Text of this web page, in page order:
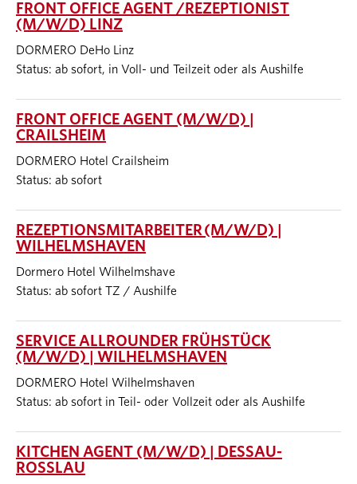
FRONT OFFICE AGENT /REZEPTIONIST
(M/W/D) LINZ
DORMERO DeHo Linz
Status: ab sofort, in Voll- und Teilzeit oder als Aushilfe
FRONT OFFICE AGENT (M/W/D) |
CRAILSHEIM
DORMERO Hotel Crailsheim
Status: ab sofort
REZEPTIONSMITARBEITER (M/W/D) |
WILHELMSHAVEN
Dormero Hotel Wilhelmshave
Status: ab sofort TZ / Aushilfe
SERVICE ALLROUNDER FRÜHSTÜCK
(M/W/D) | WILHELMSHAVEN
DORMERO Hotel Wilhelmshaven
Status: ab sofort in Teil- oder Vollzeit oder als Aushilfe
KITCHEN AGENT (M/W/D) | DESSAU-
ROSSLAU